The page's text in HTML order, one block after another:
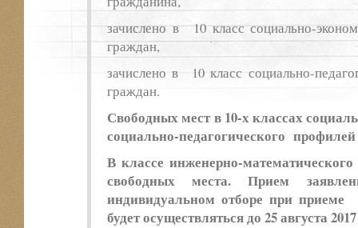
зачислено в 10 класс социально-
граждан,
зачислено в 10 класс социально-
граждан.
Свободных мест в 10-х классах
социально-педагогического профилей
В классе инженерно-
свободных места. Прием
индивидуальном отборе при приеме
будет осуществляться до 25 августа